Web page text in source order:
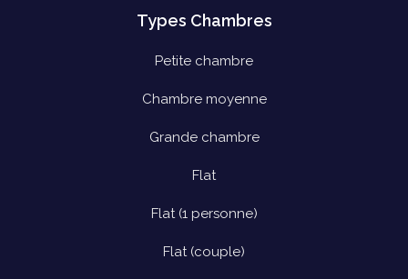
Types Chambres
Petite chambre
Chambre moyenne
Grande chambre
Flat
Flat (1 personne)
Flat (couple)